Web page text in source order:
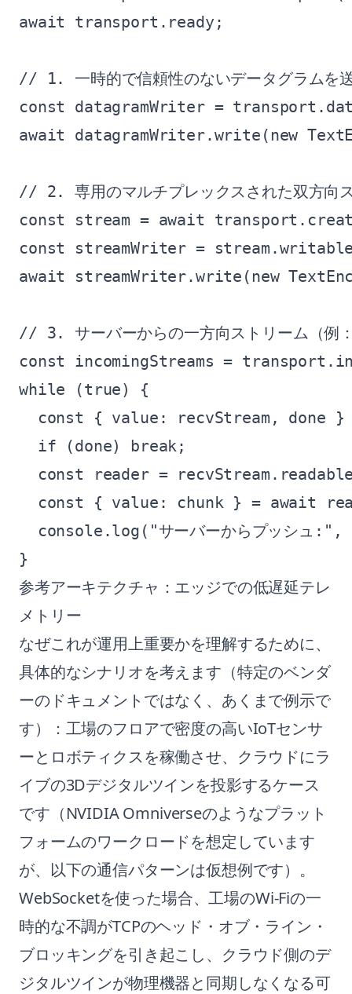
await transport.ready;
// 1. 一時的で信頼性のないデータグラムを
const datagramWriter =
await datagramWriter.write(new
// 2. 専用のマルチプレックスされた双方向
const stream = await
const streamWriter =
await streamWriter.write(new
// 3. サーバーからの一方向ストリーム（例
const incomingStreams =
while (true) {
const { value: recvStream, done
  if (done) break;
const reader =
const { value: chunk } = await
console.log("サーバーからプッシュ
参考アーキテクチャ：エッジでの低遅延テレ
メトリー
なぜこれが運用上重要かを理解するために、
具体的なシナリオを考えます（特定のベンダ
ーのドキュメントではなく、あくまで例示で
す）：工場のフロアで密度の高いIoTセンサ
ーとロボティクスを稼働させ、クラウドにラ
イブの3Dデジタルツインを投影するケース
です（NVIDIA Omniverseのようなプラット
フォームのワークロードを想定しています
が、以下の通信パターンは仮想例です）。
WebSocketを使った場合、工場のWi-Fiの一
時的な不調がTCPのヘッド・オブ・ライン・
ブロッキングを引き起こし、クラウド側のデ
ジタルツインが物理機器と同期しなくなる可